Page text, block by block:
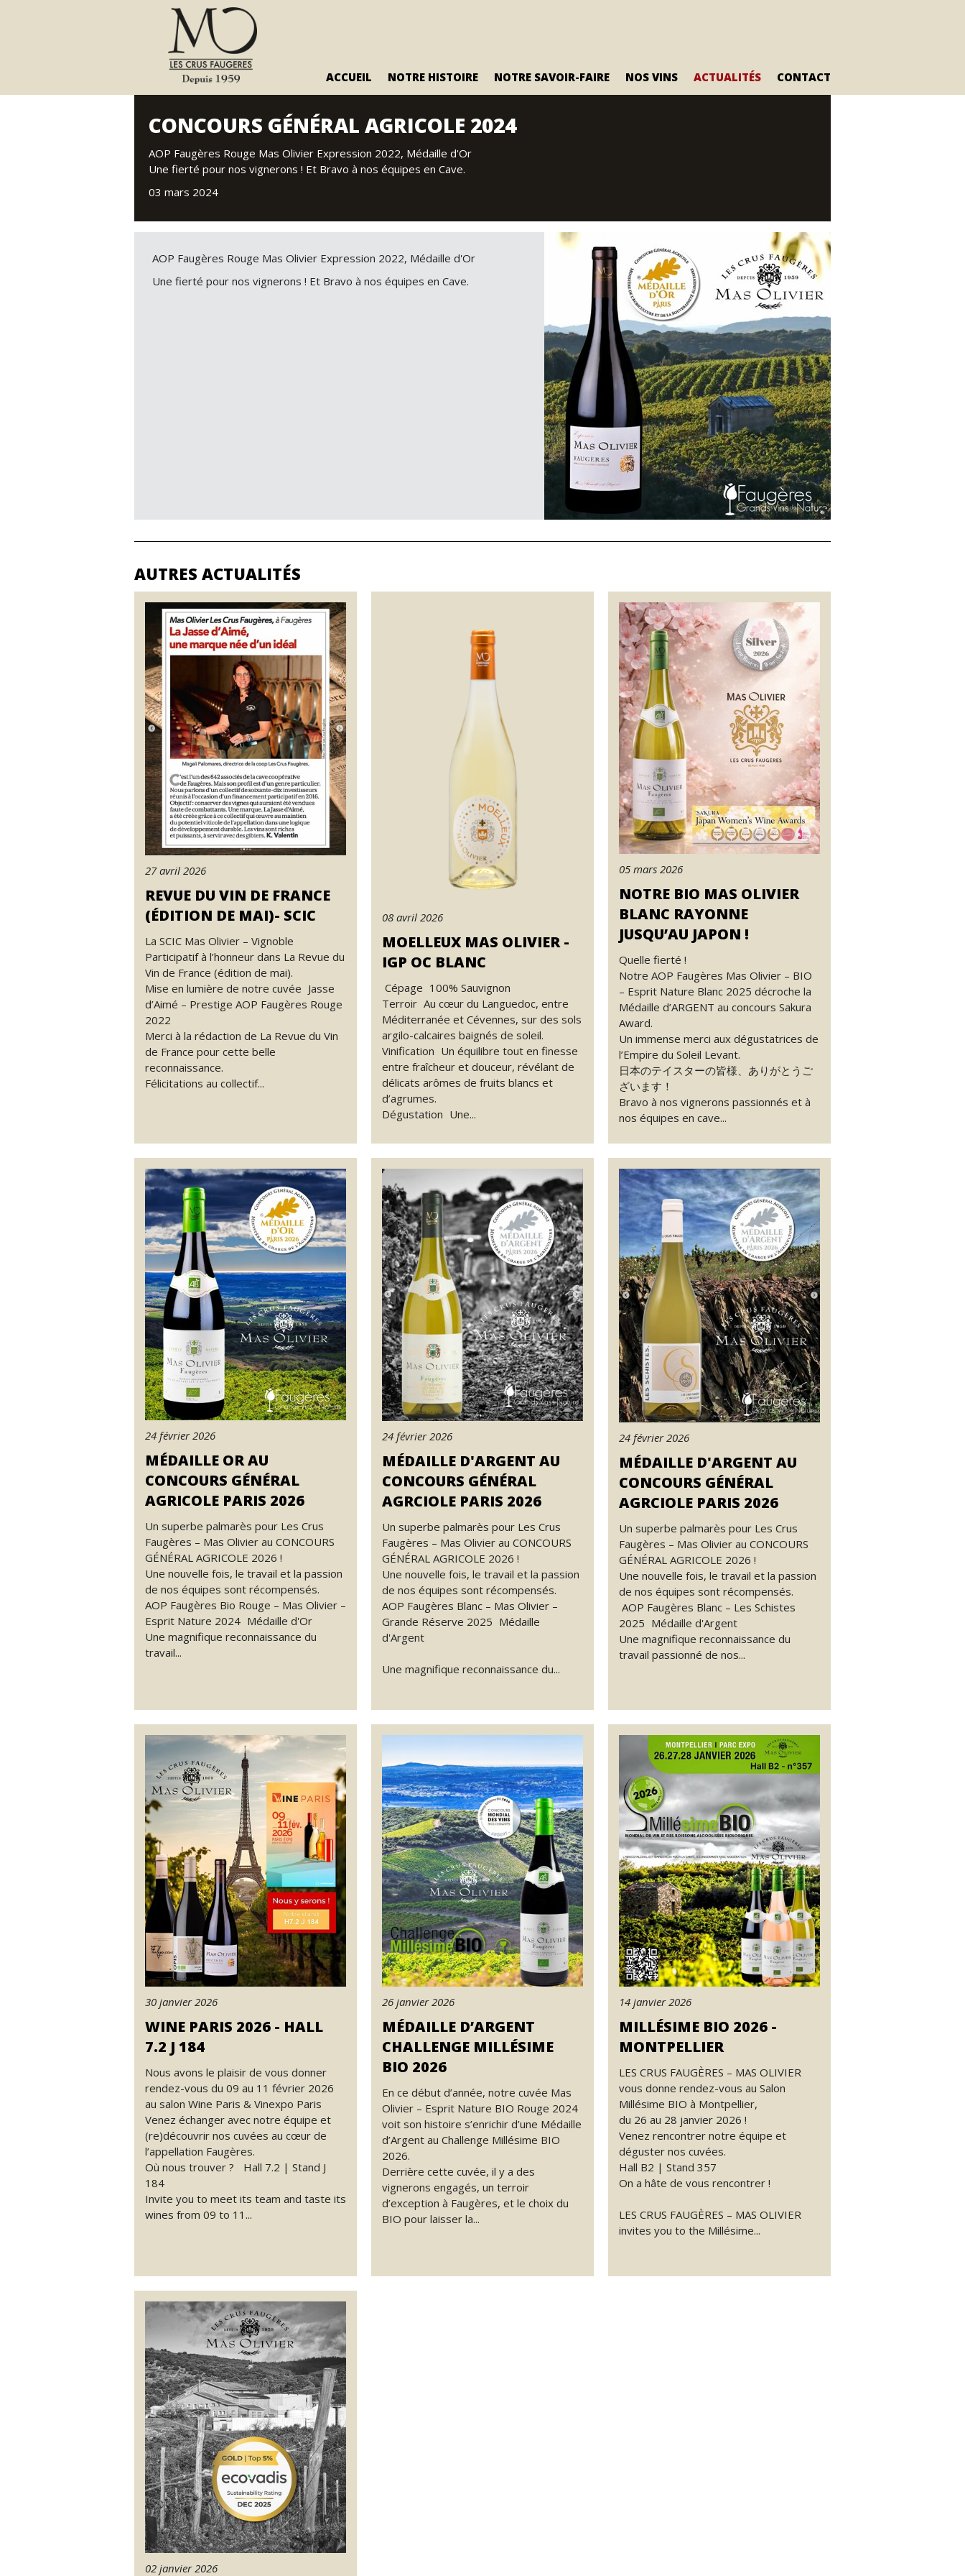
ACCUEIL NOTRE HISTOIRE NOTRE SAVOIR-FAIRE NOS VINS ACTUALITÉS CONTACT
Les cuvées «Icônes»
Mas Olivier Expression
La gamme Mas Olivier
Mas Olivier Grande Réserve
La gamme Mas Olivier Bio
et Sans Sulfites
Mas Olivier Bio et Sans Sulfites
Jasse d'Aimé
CONCOURS GÉNÉRAL AGRICOLE 2024
AOP Faugères Rouge Mas Olivier Expression 2022, Médaille d'Or
Une fierté pour nos vignerons ! Et Bravo à nos équipes en Cave.
03 mars 2024
AOP Faugères Rouge Mas Olivier Expression 2022, Médaille d'Or
Une fierté pour nos vignerons ! Et Bravo à nos équipes en Cave.
AUTRES ACTUALITÉS
27 avril 2026
REVUE DU VIN DE FRANCE
(ÉDITION DE MAI)- SCIC
La SCIC Mas Olivier – Vignoble
Participatif à l’honneur dans La Revue du
Vin de France (édition de mai).
Mise en lumière de notre cuvée Jasse
d’Aimé – Prestige AOP Faugères Rouge
2022
Merci à la rédaction de La Revue du Vin
de France pour cette belle
reconnaissance.
Félicitations au collectif...
08 avril 2026
MOELLEUX MAS OLIVIER -
IGP OC BLANC
Cépage 100% Sauvignon
Terroir Au cœur du Languedoc, entre
Méditerranée et Cévennes, sur des sols
argilo-calcaires baignés de soleil.
Vinification Un équilibre tout en finesse
entre fraîcheur et douceur, révélant de
délicats arômes de fruits blancs et
d’agrumes.
Dégustation Une...
05 mars 2026
NOTRE BIO MAS OLIVIER
BLANC RAYONNE
JUSQU’AU JAPON !
Quelle fierté !
Notre AOP Faugères Mas Olivier – BIO
– Esprit Nature Blanc 2025 décroche la
Médaille d’ARGENT au concours Sakura
Award.
Un immense merci aux dégustatrices de
l’Empire du Soleil Levant.
日本のテイスターの皆様、ありがとうご
ざいます！
Bravo à nos vignerons passionnés et à
nos équipes en cave...
24 février 2026
MÉDAILLE OR AU
CONCOURS GÉNÉRAL
AGRICOLE PARIS 2026
Un superbe palmarès pour Les Crus
Faugères – Mas Olivier au CONCOURS
GÉNÉRAL AGRICOLE 2026 !
Une nouvelle fois, le travail et la passion
de nos équipes sont récompensés.
AOP Faugères Bio Rouge – Mas Olivier –
Esprit Nature 2024 Médaille d'Or
Une magnifique reconnaissance du
travail...
24 février 2026
MÉDAILLE D'ARGENT AU
CONCOURS GÉNÉRAL
AGRCIOLE PARIS 2026
Un superbe palmarès pour Les Crus
Faugères – Mas Olivier au CONCOURS
GÉNÉRAL AGRICOLE 2026 !
Une nouvelle fois, le travail et la passion
de nos équipes sont récompensés.
AOP Faugères Blanc – Mas Olivier –
Grande Réserve 2025 Médaille
d'Argent
Une magnifique reconnaissance du...
24 février 2026
MÉDAILLE D'ARGENT AU
CONCOURS GÉNÉRAL
AGRCIOLE PARIS 2026
Un superbe palmarès pour Les Crus
Faugères – Mas Olivier au CONCOURS
GÉNÉRAL AGRICOLE 2026 !
Une nouvelle fois, le travail et la passion
de nos équipes sont récompensés.
AOP Faugères Blanc – Les Schistes
2025 Médaille d'Argent
Une magnifique reconnaissance du
travail passionné de nos...
30 janvier 2026
WINE PARIS 2026 - HALL
7.2 J 184
Nous avons le plaisir de vous donner
rendez-vous du 09 au 11 février 2026
au salon Wine Paris & Vinexpo Paris
Venez échanger avec notre équipe et
(re)découvrir nos cuvées au cœur de
l’appellation Faugères.
Où nous trouver ? Hall 7.2 | Stand J
184
Invite you to meet its team and taste its
wines from 09 to 11...
26 janvier 2026
MÉDAILLE D’ARGENT
CHALLENGE MILLÉSIME
BIO 2026
En ce début d’année, notre cuvée Mas
Olivier – Esprit Nature BIO Rouge 2024
voit son histoire s’enrichir d’une Médaille
d’Argent au Challenge Millésime BIO
2026.
Derrière cette cuvée, il y a des
vignerons engagés, un terroir
d’exception à Faugères, et le choix du
BIO pour laisser la...
14 janvier 2026
MILLÉSIME BIO 2026 -
MONTPELLIER
LES CRUS FAUGÈRES – MAS OLIVIER
vous donne rendez-vous au Salon
Millésime BIO à Montpellier,
du 26 au 28 janvier 2026 !
Venez rencontrer notre équipe et
déguster nos cuvées.
Hall B2 | Stand 357
On a hâte de vous rencontrer !
LES CRUS FAUGÈRES – MAS OLIVIER
invites you to the Millésime...
02 janvier 2026